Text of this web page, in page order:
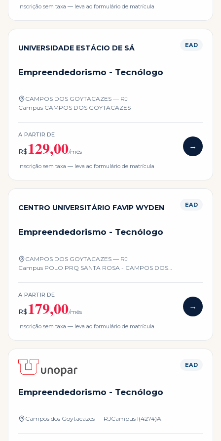
Inscrição sem taxa — leva ao formulário de matrícula
UNIVERSIDADE ESTÁCIO DE SÁ EAD
Empreendedorismo - Tecnólogo
CAMPOS DOS GOYTACAZES — RJ
Campus CAMPOS DOS GOYTACAZES
A PARTIR DE
R$129,00/mês
→
Inscrição sem taxa — leva ao formulário de matrícula
CENTRO UNIVERSITÁRIO FAVIP WYDEN EAD
Empreendedorismo - Tecnólogo
CAMPOS DOS GOYTACAZES — RJ
Campus POLO PRQ SANTA ROSA - CAMPOS DOS
A PARTIR DE
R$179,00/mês
→
Inscrição sem taxa — leva ao formulário de matrícula
EAD
Empreendedorismo - Tecnólogo
Campos dos Goytacazes — RJCampus I(4274)A